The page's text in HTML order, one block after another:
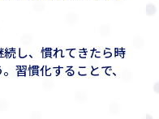
し、慣れてきたら時
習慣化することで、